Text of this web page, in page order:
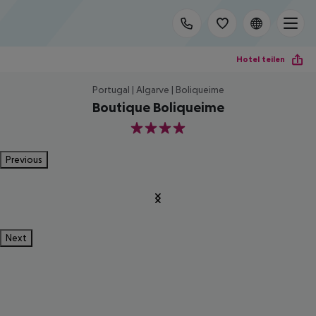
Hotel teilen
Portugal | Algarve | Boliqueime
Boutique Boliqueime
4
Previous
Next